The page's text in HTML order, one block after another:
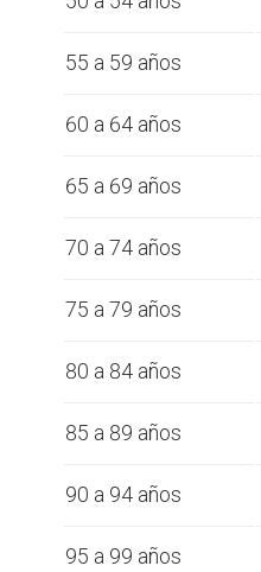
55 a 59 años
60 a 64 años
65 a 69 años
70 a 74 años
75 a 79 años
80 a 84 años
85 a 89 años
90 a 94 años
95 a 99 años